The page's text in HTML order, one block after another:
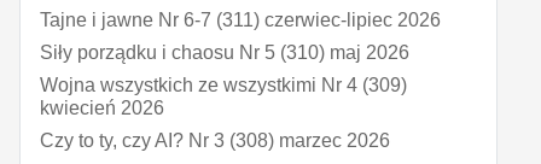
Tajne i jawne Nr 6-7 (311) czerwiec-lipiec 2026
Siły porządku i chaosu Nr 5 (310) maj 2026
Wojna wszystkich ze wszystkimi Nr 4 (309)
kwiecień 2026
Czy to ty, czy AI? Nr 3 (308) marzec 2026